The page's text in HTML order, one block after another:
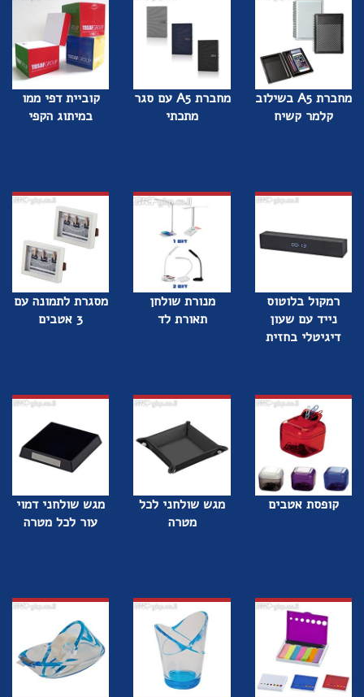
מחברת A5 בשילוב
קלמר קשיח
מחברת A5 עם סגר
מתכתי
קוביית דפי ממו
במיתוג הקפי
רמקול בלוטוס
נייד עם שעון
דיגיטלי בחזית
מנורת שולחן
תאורת לד
מסגרת לתמונה עם
3 אטבים
קופסת אטבים
מגש שולחני לכל
מטרה
מגש שולחני דמוי
עור לכל מטרה